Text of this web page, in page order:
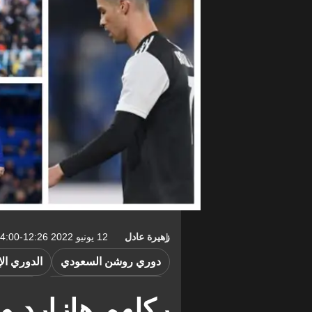
زهيرة عادل 12 يونيو 2022 12:26-04:00
دوري روشن السعودي الدوري